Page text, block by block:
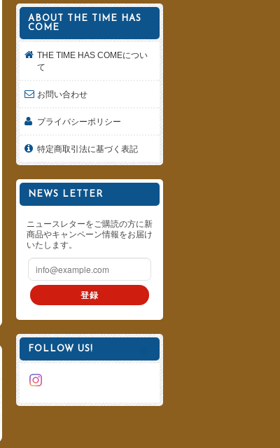
ABOUT THE TIME HAS
COME
THE TIME HAS COMEについ
て
お問い合わせ
プライバシーポリシー
特定商取引法に基づく表記
NEWS LETTER
ニュースレターをご購読の方に新
商品やキャンペーン情報をお届け
いたします。
登録
FOLLOW US!